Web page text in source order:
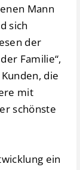
Mann
sich
der
Familie“,
die
mit
schönste
ein